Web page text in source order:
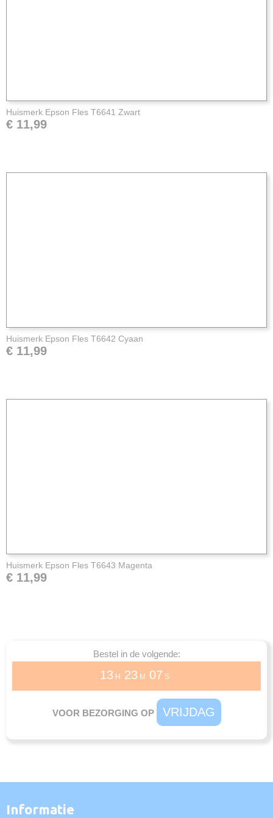
Huismerk Epson Fles T6641 Zwart
€ 11,99
Huismerk Epson Fles T6642 Cyaan
€ 11,99
Huismerk Epson Fles T6643 Magenta
€ 11,99
Bestel in de volgende:
13 H 23 M 07 S
VOOR BEZORGING OP VRIJDAG
Informatie